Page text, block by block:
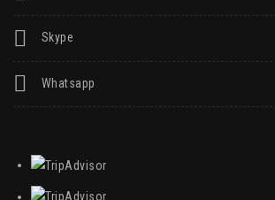
Skype
Whatsapp